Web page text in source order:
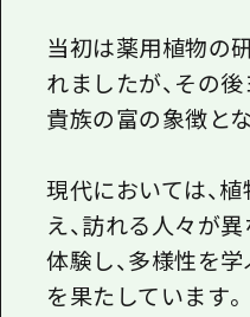
当初は薬用植物の
れましたが、その
貴族の富の象徴
現代においては、
え、訪れる人々が
体験し、多様性を
を果たしています。